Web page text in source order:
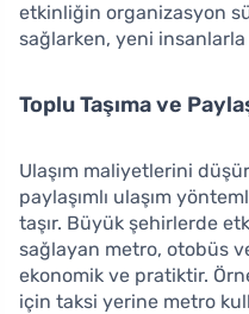
etkinliğin organizasyon
sağlarken, yeni insanlarla
Toplu Taşıma ve
Ulaşım maliyetlerini
paylaşımlı ulaşım
taşır. Büyük şehirlerde
sağlayan metro, otobüs
ekonomik ve pratiktir.
için taksi yerine metro